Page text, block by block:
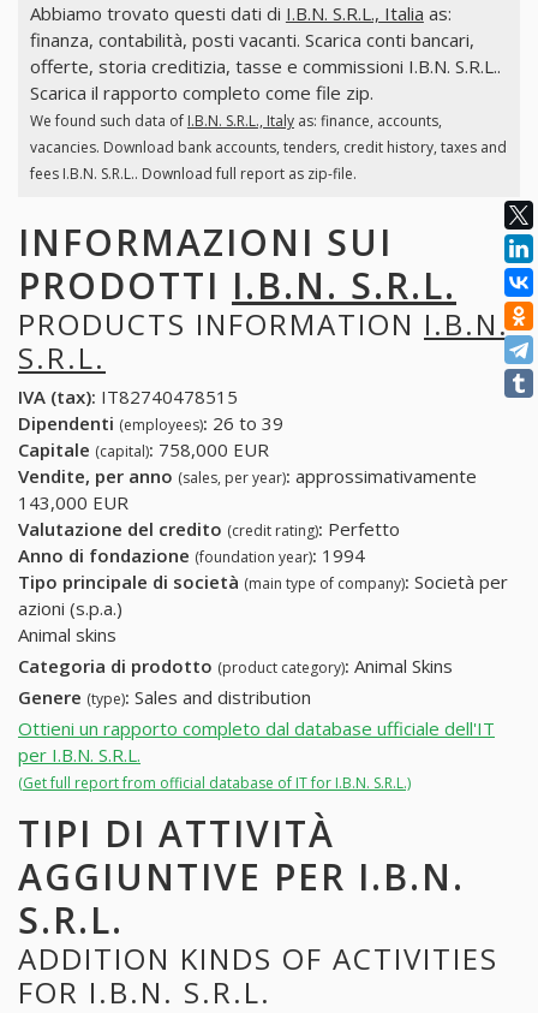
Abbiamo trovato questi dati di I.B.N. S.R.L., Italia as:
finanza, contabilità, posti vacanti. Scarica conti bancari,
offerte, storia creditizia, tasse e commissioni I.B.N. S.R.L..
Scarica il rapporto completo come file zip.
We found such data of I.B.N. S.R.L., Italyas: finance, accounts,
vacancies. Download bank accounts, tenders, credit history, taxes and
fees I.B.N. S.R.L.. Download full report as zip-file.
INFORMAZIONI SUI
PRODOTTI I.B.N. S.R.L.
PRODUCTS INFORMATION I.B.N.
S.R.L.
IVA (tax): IT82740478515
Dipendenti (employees): 26 to 39
Capitale (capital): 758,000 EUR
Vendite, per anno (sales, per year): approssimativamente
143,000 EUR
Valutazione del credito (credit rating): Perfetto
Anno di fondazione (foundation year): 1994
Tipo principale di società (main type of company): Società per
azioni (s.p.a.)
Animal skins
Categoria di prodotto (product category): Animal Skins
Genere (type): Sales and distribution
Ottieni un rapporto completo dal database ufficiale dell'IT
per I.B.N. S.R.L.
(Get full report from official database of IT for I.B.N. S.R.L.)
TIPI DI ATTIVITÀ
AGGIUNTIVE PER I.B.N.
S.R.L.
ADDITION KINDS OF ACTIVITIES
FOR I.B.N. S.R.L.